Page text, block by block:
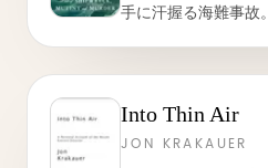
手に汗握る海難事故。
Into Thin Air
JON KRAKAUER